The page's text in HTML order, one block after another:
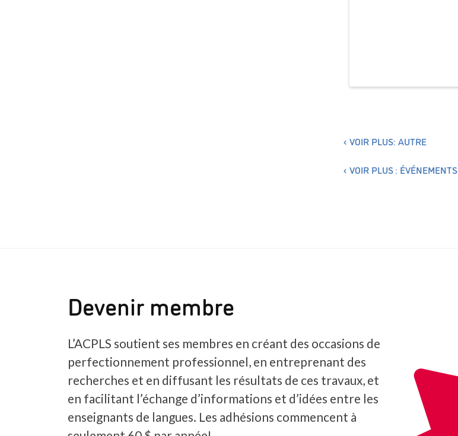
VOIR PLUS: AUTRE
VOIR PLUS : ÉVÉNEMENTS
Devenir membre
L’ACPLS soutient ses membres en créant des occasions de
perfectionnement professionnel, en entreprenant des
recherches et en diffusant les résultats de ces travaux, et
en facilitant l’échange d’informations et d’idées entre les
enseignants de langues. Les adhésions commencent à